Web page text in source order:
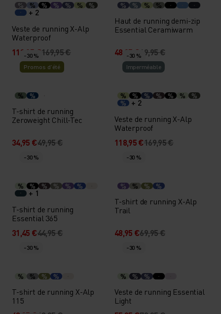
% % % % % % %
+ 2
Veste de running X-Alp
Waterproof
118,95 €169,95 €
% % % %
Haut de running demi-zip
Essential Ceramiwarm
48,95 €69,95 €
-30 %
Promos d’été
% %
T-shirt de running
Zeroweight Chill-Tec
34,95 €49,95 €
-30 %
Imperméable
% % % % % %
%
%
+ 2
Veste de running X-Alp
Waterproof
118,95 €169,95 €
-30 %
% % % % % %
+ 1
T-shirt de running
Essential 365
31,45 €44,95 €
-30 %
% % % %
T-shirt de running X-Alp
Trail
48,95 €69,95 €
-30 %
% % % %
T-shirt de running X-Alp
115
-30 %
% % %
Veste de running Essential
Light